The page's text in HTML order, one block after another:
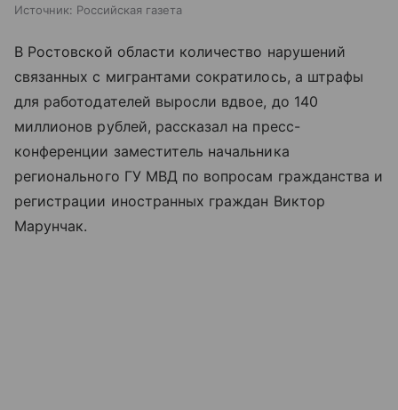
Источник: Российская газета
В Ростовской области количество нарушений
связанных с мигрантами сократилось, а штрафы
для работодателей выросли вдвое, до 140
миллионов рублей, рассказал на пресс-
конференции заместитель начальника
регионального ГУ МВД по вопросам гражданства и
регистрации иностранных граждан Виктор
Марунчак.